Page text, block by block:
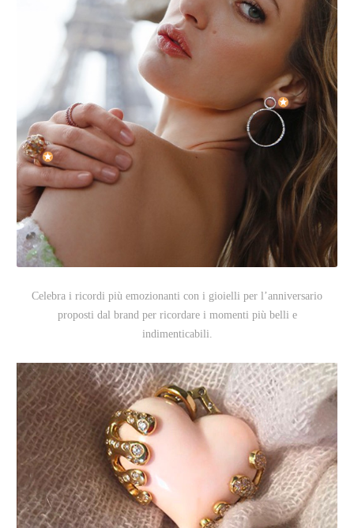
Celebra i ricordi più emozionanti con i gioielli per l’anniversario
proposti dal brand per ricordare i momenti più belli e
indimenticabili.